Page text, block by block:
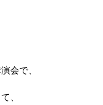
会で、
、